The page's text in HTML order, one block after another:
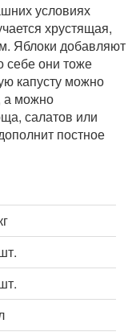
условиях
хрустящая,
Яблоки добавляют
себе они тоже
капусту можно
а можно
салатов или
постное